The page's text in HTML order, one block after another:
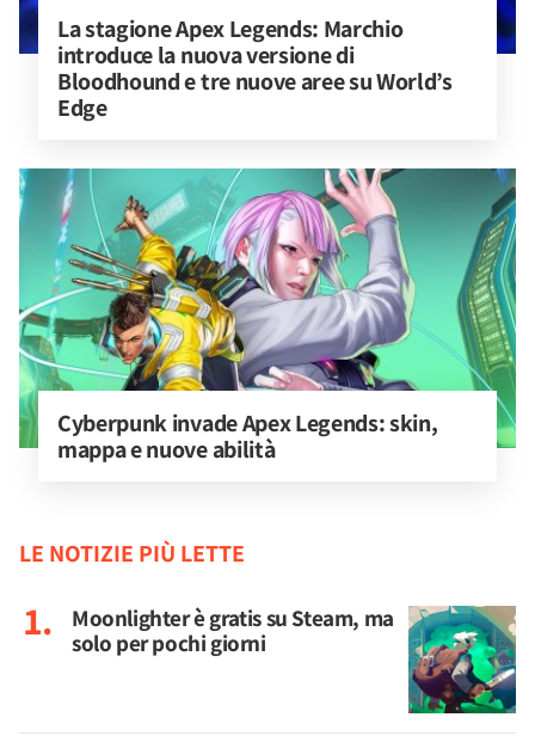
La stagione Apex Legends: Marchio
introduce la nuova versione di
Bloodhound e tre nuove aree su World’s
Edge
Cyberpunk invade Apex Legends: skin,
mappa e nuove abilità
LE NOTIZIE PIÙ LETTE
Moonlighter è gratis su Steam, ma
solo per pochi giorni